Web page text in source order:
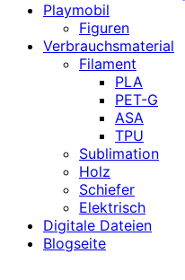
Playmobil
Figuren
Verbrauchsmaterial
Filament
PLA
PET-G
ASA
TPU
Sublimation
Holz
Schiefer
Elektrisch
Digitale Dateien
Blogseite